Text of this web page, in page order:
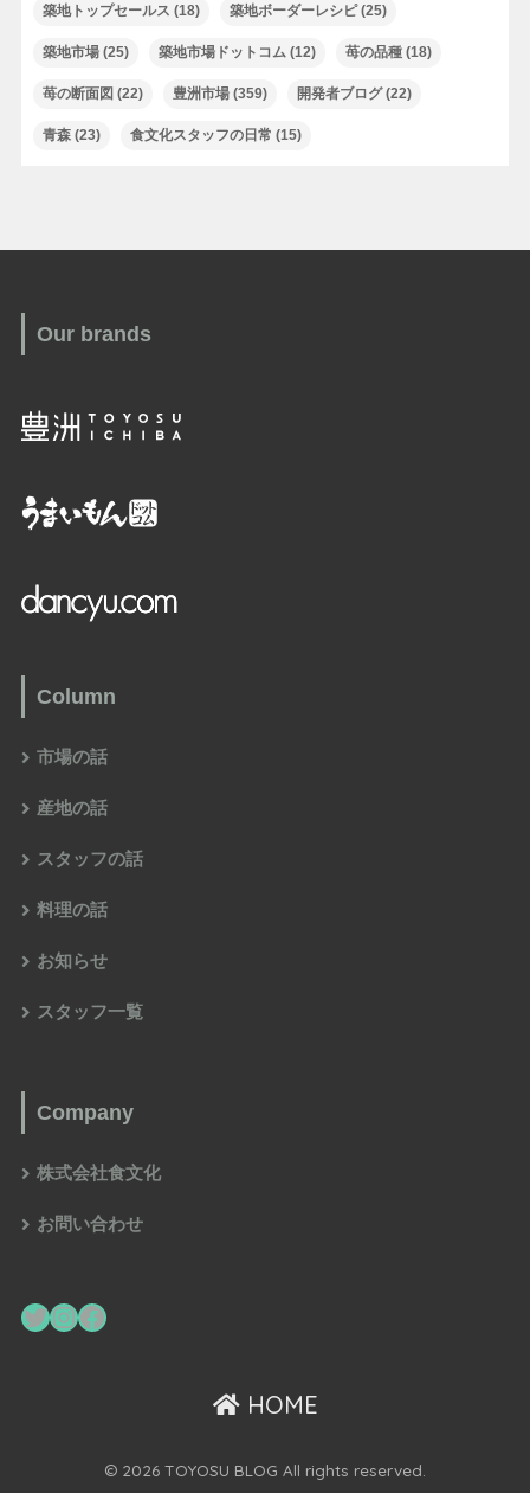
築地トップセールス (18) 築地ボーダーレシピ(25)
築地市場(25) 築地市場ドットコム (12) 苺の品種(18)
苺の断面図 (22) 豊洲市場(359) 開発者ブログ(22)
青森(23) 食文化スタッフの日常 (15)
Our brands
Column
市場の話
産地の話
スタッフの話
料理の話
お知らせ
スタッフ一覧
Company
株式会社食文化
お問い合わせ
HOME
© 2026 TOYOSU BLOG All rights reserved.